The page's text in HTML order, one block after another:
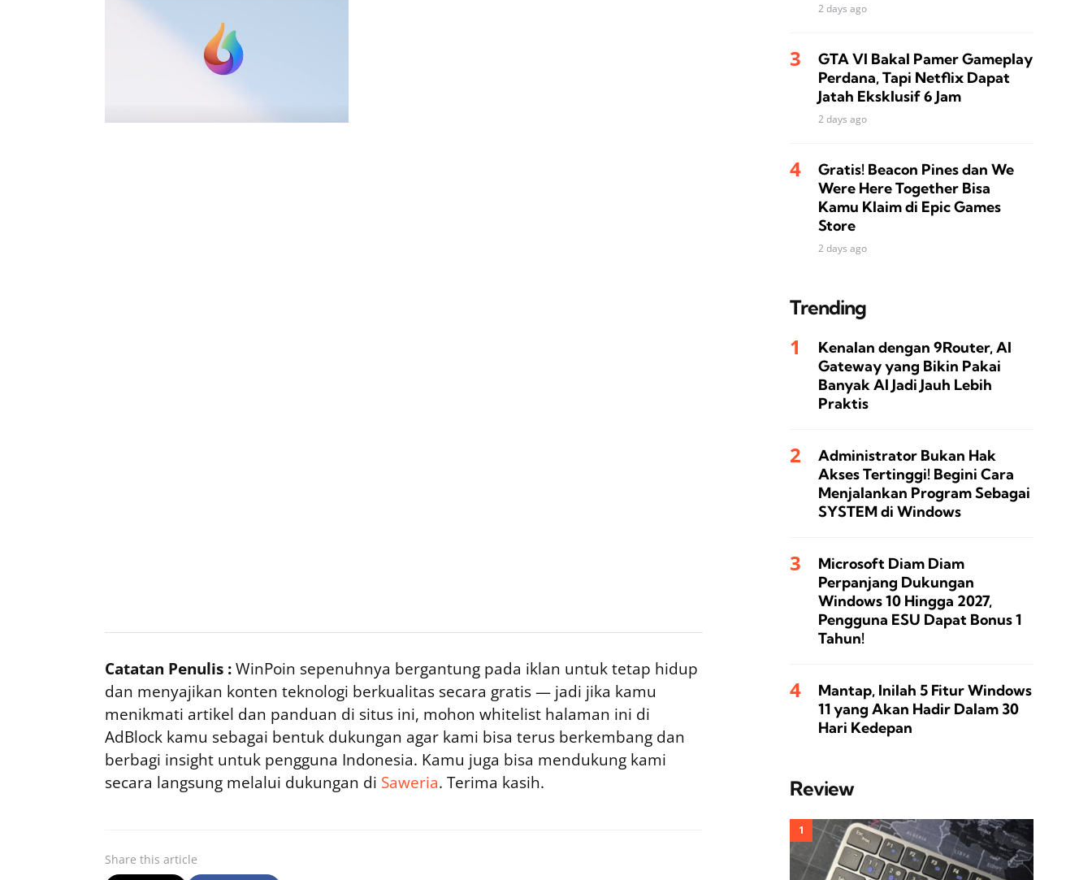
Catatan Penulis :WinPoin sepenuhnya bergantung pada iklan untuk tetap hidup
dan menyajikan konten teknologi berkualitas secara gratis — jadi jika kamu
menikmati artikel dan panduan di situs ini, mohon whitelist halaman ini di
AdBlock kamu sebagai bentuk dukungan agar kami bisa terus berkembang dan
berbagi insight untuk pengguna Indonesia. Kamu juga bisa mendukung kami
secara langsung melalui dukungan di Saweria. Terima kasih.
Share this article
2 days ago
GTA VI Bakal Pamer Gameplay
Perdana, Tapi Netflix Dapat
Jatah Eksklusif 6 Jam
2 days ago
Gratis! Beacon Pines dan We
Were Here Together Bisa
Kamu Klaim di Epic Games
Store
2 days ago
Trending
Kenalan dengan 9Router, AI
Gateway yang Bikin Pakai
Banyak AI Jadi Jauh Lebih
Praktis
Administrator Bukan Hak
Akses Tertinggi! Begini Cara
Menjalankan Program Sebagai
SYSTEM di Windows
Microsoft Diam Diam
Perpanjang Dukungan
Windows 10 Hingga 2027,
Pengguna ESU Dapat Bonus 1
Tahun!
Mantap, Inilah 5 Fitur Windows
11 yang Akan Hadir Dalam 30
Hari Kedepan
Review